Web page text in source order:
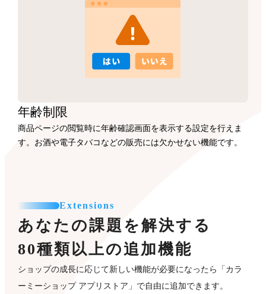
年齢制限
商品ページの閲覧時に年齢確認画面を表示する設定を行えま
す。お酒や電子タバコなどの販売には欠かせない機能です。
Extensions
あなたの課題を解決する
80種類以上の追加機能
ショップの成長に応じて新しい機能が必要になったら「カラ
ーミーショップ アプリストア」で自由に追加できます。